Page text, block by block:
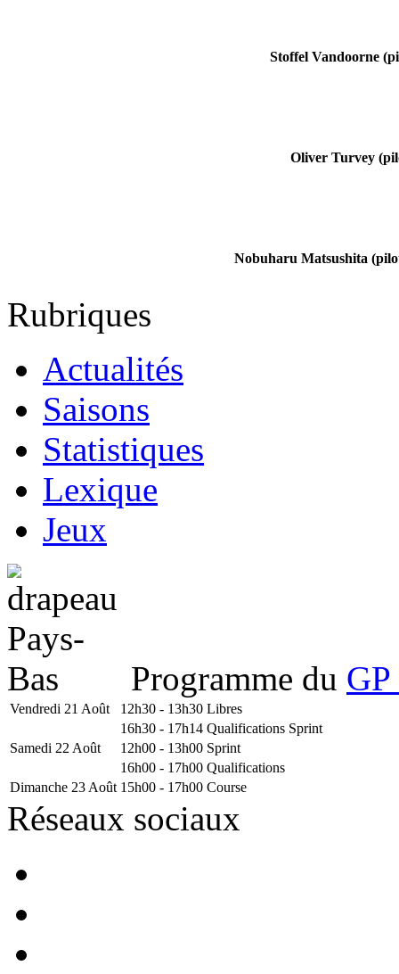
Stoffel Vandoorne
Oliver Turvey
Nobuharu Matsushita
Rubriques
Actualités
Saisons
Statistiques
Lexique
Jeux
Programme du
Vendredi 21 Août 12h30 - 13h30 Libres
16h30 - 17h14 Qualifications Sprint
Samedi 22 Août
12h00 - 13h00 Sprint
16h00 - 17h00 Qualifications
Dimanche 23 Août 15h00 - 17h00 Course
Réseaux sociaux